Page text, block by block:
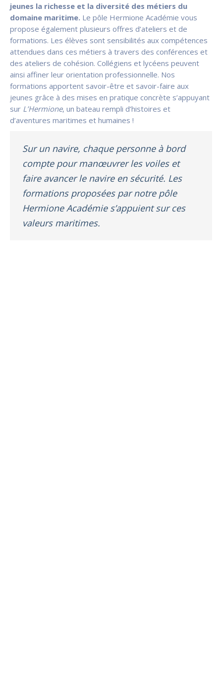
jeunes la richesse et la diversité des métiers du
domaine maritime. Le pôle Hermione Académie vous
propose également plusieurs offres d’ateliers et de
formations. Les élèves sont sensibilités aux compétences
attendues dans ces métiers à travers des conférences et
des ateliers de cohésion. Collégiens et lycéens peuvent
ainsi affiner leur orientation professionnelle. Nos
formations apportent savoir-être et savoir-faire aux
jeunes grâce à des mises en pratique concrète s’appuyant
sur L’Hermione, un bateau rempli d’histoires et
d’aventures maritimes et humaines !
Sur un navire, chaque personne à bord
compte pour manœuvrer les voiles et
faire avancer le navire en sécurité. Les
formations proposées par notre pôle
Hermione Académie s’appuient sur ces
valeurs maritimes.